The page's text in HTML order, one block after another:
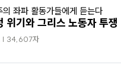
의 좌파 활동가들에게 듣는다
위기와 그리스 노동자 투쟁
| 34,607자